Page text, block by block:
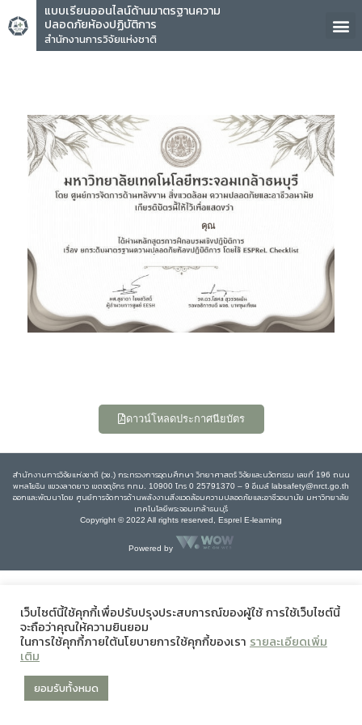
แบบเรียนออนไลน์ด้านมาตรฐานความ
ปลอดภัยห้องปฏิบัติการ
สำนักงานการวิจัยแห่งชาติ
คุณ
ดาวน์โหลดประกาศนียบัตร
สำนักงานการวิจัยแห่งชาติ (วช.) กระทรวงการอุดมศึกษา วิทยาศาสตร์ วิจัยและนวัตกรรม เลขที่ 196 ถนน
พหลโยธิน แขวงลาดยาว เขตจตุจักร กทม. 10900 โทร 0 25791370 – 9 อีเมล์ labsafety@nrct.go.th
ออกและพัฒนาโดย ศูนย์การจัดการด้านพลังงานสิ่งแวดล้อมความปลอดภัยและอาชีวอนามัย มหาวิทยาลัย
เทคโนโลยีพระจอมเกล้าธนบุรี
Copyright © 2022 All rights reserved, Esprel E-learning
Powered by
เว็บไซต์นี้ใช้คุกกี้เพื่อปรับปรุงประสบการณ์ของผู้ใช้ การใช้เว็บไซต์นี้
จะถือว่าคุณให้ความยินยอม
ในการใช้คุกกี้ภายใต้นโยบายการใช้คุกกี้ของเรา รายละเอียดเพิ่ม
เติม
ยอมรับทั้งหมด